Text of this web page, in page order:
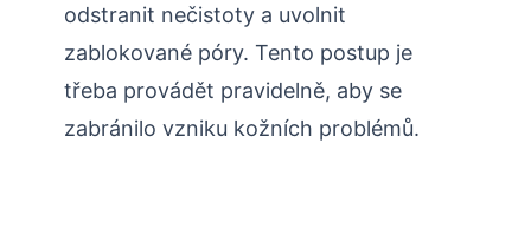
odstranit nečistoty a uvolnit
zablokované póry. Tento postup je
třeba provádět pravidelně, aby se
zabránilo vzniku kožních problémů.